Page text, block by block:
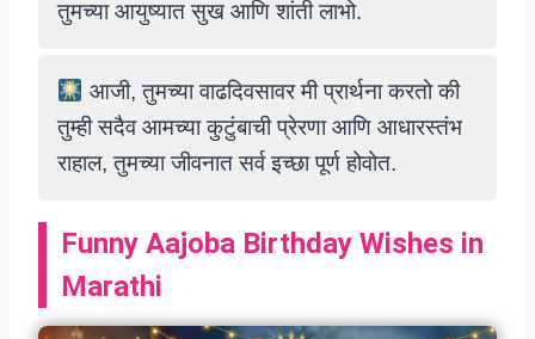
तुमच्या आयुष्यात सुख आणि शांती लाभो.
आजी, तुमच्या वाढदिवसावर मी प्रार्थना करतो की
तुम्ही सदैव आमच्या कुटुंबाची प्रेरणा आणि आधारस्तंभ
राहाल, तुमच्या जीवनात सर्व इच्छा पूर्ण होवोत.
Funny Aajoba Birthday Wishes in
Marathi